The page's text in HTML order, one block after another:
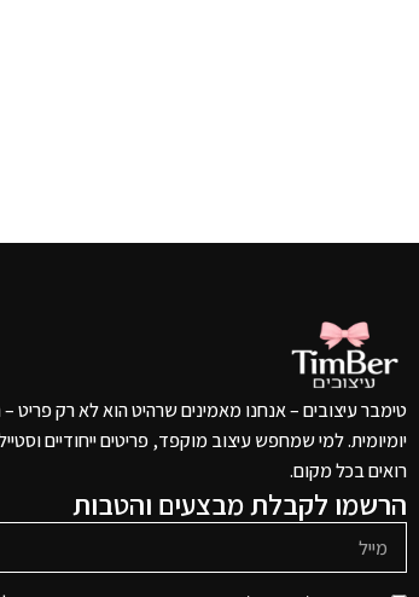
טימבר עיצובים – אנחנו מאמינים שרהיט הוא לא רק פריט –
יומיומית. למי שמחפש עיצוב מוקפד, פריטים ייחודיים
רואים בכל מקום.
הרשמו לקבלת מבצעים והטבות